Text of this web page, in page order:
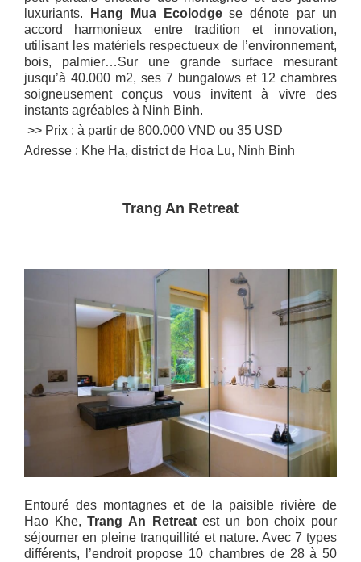
luxuriants.
Hang Mua Ecolodgese dénote par un
accord harmonieux entre tradition et innovation,
utilisant les matériels respectueux de l’environnement,
bois, palmier…Sur une grande surface mesurant
jusqu’à 40.000 m2, ses 7 bungalows et 12 chambres
soigneusement conçus vous invitent à vivre des
instants agréables à Ninh Binh.
>> Prix : à partir de 800.000 VND ou 35 USD
Adresse : Khe Ha, district de Hoa Lu, Ninh Binh
Trang An Retreat
Entouré des montagnes et de la paisible rivière de
Hao Khe,Trang An Retreatest un bon choix pour
séjourner en pleine tranquillité et nature. Avec 7 types
différents, l’endroit propose 10 chambres de 28 à 50